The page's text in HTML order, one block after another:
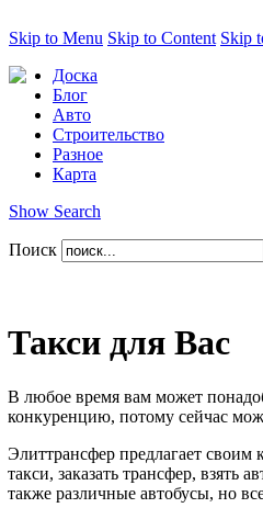
Skip to Menu Skip to Content Skip
Доска
Блог
Авто
Строительство
Разное
Карта
Show Search
Поиск
Такси для Вас
В любое время вам может
конкуренцию, потому сейчас
Элиттрансфер предлагает
такси, заказать трансфер,
также различные автобусы, но